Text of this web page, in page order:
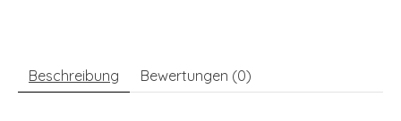
Beschreibung Bewertungen (0)